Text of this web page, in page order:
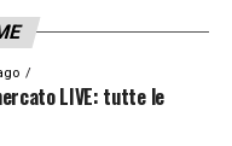
LIVE: tutte le